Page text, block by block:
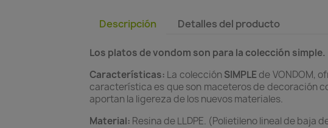
Descripción Detalles del producto
Los platos de vondom son para la colección simple.
Características: La colección SIMPLEde VONDOM,
característica es que son maceteros de decoración
aportan la ligereza de los nuevos materiales.
Material: Resina de LLDPE. (Polietileno lineal de baja